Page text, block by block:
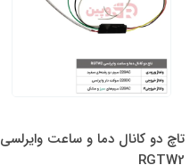
تاچ دو کانال دما و ساعت وایرلسی